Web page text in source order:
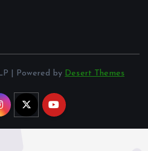
| Powered by Desert Themes